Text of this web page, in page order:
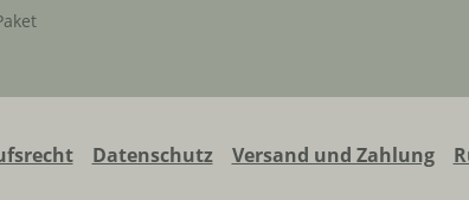
Datenschutz Versand und Zahlung